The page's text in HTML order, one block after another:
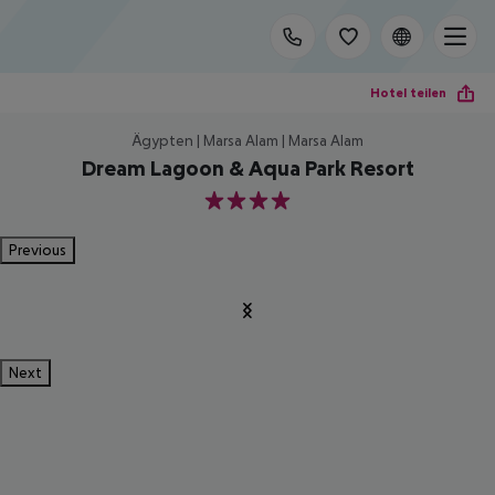
Hotel teilen
Ägypten | Marsa Alam | Marsa Alam
Dream Lagoon & Aqua Park Resort
4
Previous
Next